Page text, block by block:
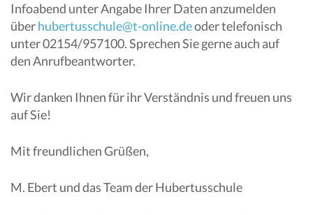
Infoabend unter Angabe Ihrer Daten anzumelden
überhubertusschule@t-online.deoder telefonisch
unter 02154/957100. Sprechen Sie gerne auch auf
den Anrufbeantworter.
Wir danken Ihnen für ihr Verständnis und freuen uns
auf Sie!
Mit freundlichen Grüßen,
M. Ebert und das Team der Hubertusschule